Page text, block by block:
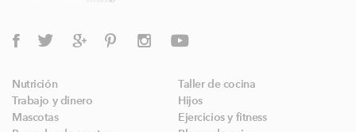
Nutrición
Taller de cocina
Trabajo y dinero
Hijos
Mascotas
Ejercicios y fitness